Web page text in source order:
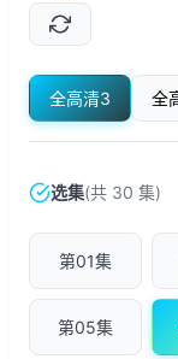
全高清3 全
选集(共 30 集)
第01集
第05集